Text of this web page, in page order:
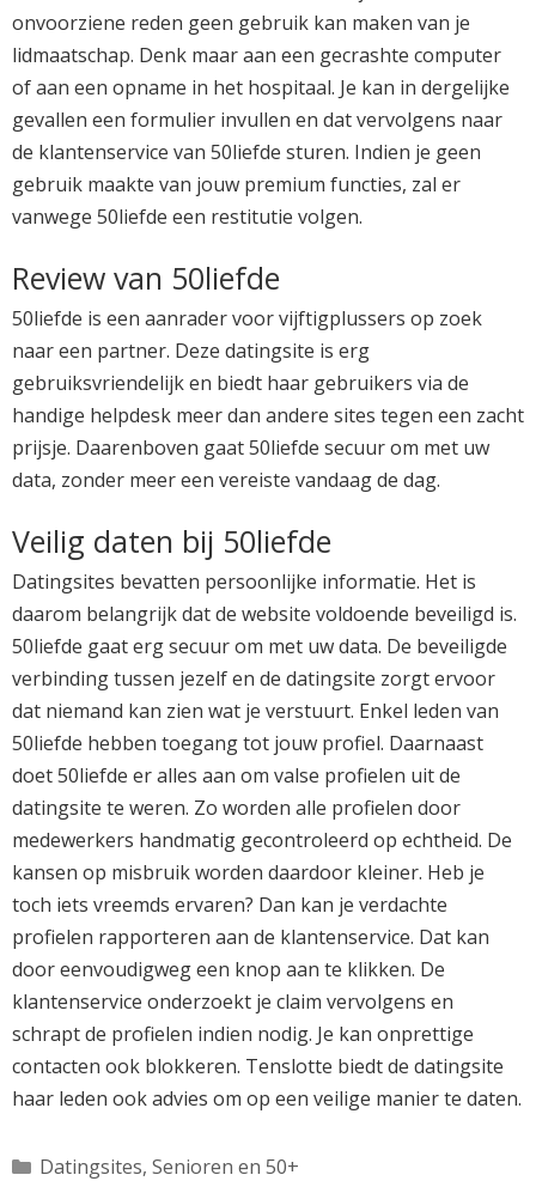
onvoorziene reden geen gebruik kan maken van je
lidmaatschap. Denk maar aan een gecrashte computer
of aan een opname in het hospitaal. Je kan in dergelijke
gevallen een formulier invullen en dat vervolgens naar
de klantenservice van 50liefde sturen. Indien je geen
gebruik maakte van jouw premium functies, zal er
vanwege 50liefde een restitutie volgen.
Review van 50liefde
50liefde is een aanrader voor vijftigplussers op zoek
naar een partner. Deze datingsite is erg
gebruiksvriendelijk en biedt haar gebruikers via de
handige helpdesk meer dan andere sites tegen een zacht
prijsje. Daarenboven gaat 50liefde secuur om met uw
data, zonder meer een vereiste vandaag de dag.
Veilig daten bij 50liefde
Datingsites bevatten persoonlijke informatie. Het is
daarom belangrijk dat de website voldoende beveiligd is.
50liefde gaat erg secuur om met uw data. De beveiligde
verbinding tussen jezelf en de datingsite zorgt ervoor
dat niemand kan zien wat je verstuurt. Enkel leden van
50liefde hebben toegang tot jouw profiel. Daarnaast
doet 50liefde er alles aan om valse profielen uit de
datingsite te weren. Zo worden alle profielen door
medewerkers handmatig gecontroleerd op echtheid. De
kansen op misbruik worden daardoor kleiner. Heb je
toch iets vreemds ervaren? Dan kan je verdachte
profielen rapporteren aan de klantenservice. Dat kan
door eenvoudigweg een knop aan te klikken. De
klantenservice onderzoekt je claim vervolgens en
schrapt de profielen indien nodig. Je kan onprettige
contacten ook blokkeren. Tenslotte biedt de datingsite
haar leden ook advies om op een veilige manier te daten.
Categorieën
Datingsites, Senioren en 50+